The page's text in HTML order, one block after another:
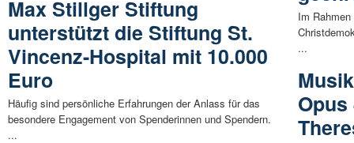
Max Stillger Stiftung
unterstützt die Stiftung St.
Vincenz-Hospital mit 10.000
Euro
Häufig sind persönliche Erfahrungen der Anlass für das
besondere Engagement von Spenderinnen und Spendern.
...
Im
...